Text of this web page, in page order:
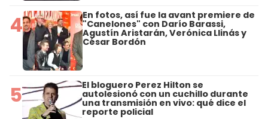
4 En fotos, así fue la avant premiere de
"Canelones" con Darío Barassi,
Agustín Aristarán, Verónica Llinás y
César Bordón
5 El bloguero Perez Hilton se
autolesionó con un cuchillo durante
una transmisión en vivo: qué dice el
reporte policial